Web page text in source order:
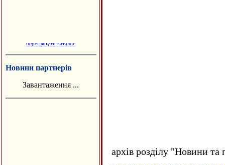
переглянути каталог
Новини партнерів
Завантаження ...
архів розділу "Новини та